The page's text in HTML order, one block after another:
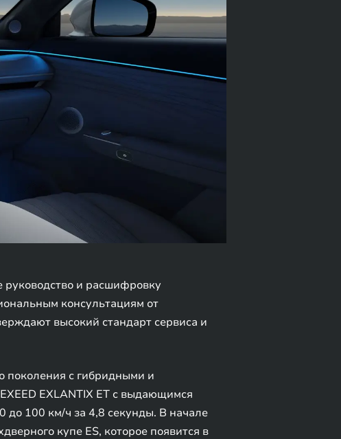
руководство и расшифровку
консультациям от
высокий стандарт сервиса и
поколения с гибридными и
EXLANTIX ET с выдающимся
до 100 км/ч за 4,8 секунды. В начале
купе ES, которое появится в